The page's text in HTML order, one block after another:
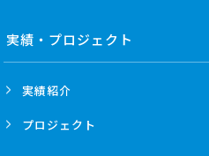
実績・プロジェクト
実績紹介
プロジェクト